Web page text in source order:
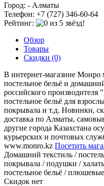
Город: - Алматы
Телефон: +7 (727) 346-60-64
Рейтинг:
Обзор
Товары
Скидки (0)
В интернет-магазине Монро
постельное бельё и
российского производителя
постельное бельё для
покрывала и т.д. Новинки,
доставка по Алматы,
другие города Казахстана
курьерских и почтовых
www.monro.kz Посетить
Домашний текстиль /
покрывала / подушки /
постельное бельё /
Скидок нет